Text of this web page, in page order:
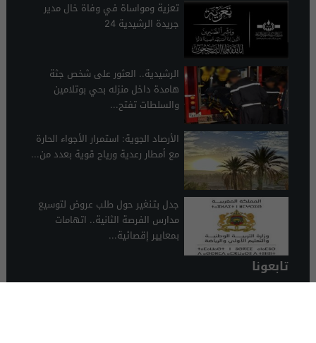
تعزية ومواساة في وفاة خال مدير
جريدة الرشيدية 24
الرشيدية.. العثور على شخص جثة
هامدة داخل منزله بحي بوتلامين
والسلطات تفتح...
الأرصاد الجوية: استمرار الأجواء الحارة
مع أمطار رعدية ورياح قوية بعدد من...
جدل بتـنغير حول طلب عروض لتوسيع
مدارس الفرصة الثانية.. اتهامات
بمعايير إقصائية...
تابعونا